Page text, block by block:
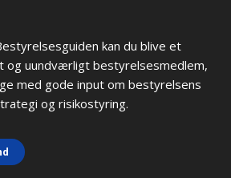
kan du blive et
og uundværligt bestyrelsesmedlem,
med gode input om bestyrelsens
og risikostyring.